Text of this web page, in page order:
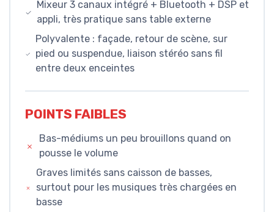
Mixeur 3 canaux intégré + Bluetooth + DSP et
appli, très pratique sans table externe
Polyvalente : façade, retour de scène, sur
pied ou suspendue, liaison stéréo sans fil
entre deux enceintes
POINTS FAIBLES
Bas-médiums un peu brouillons quand on
pousse le volume
Graves limités sans caisson de basses,
surtout pour les musiques très chargées en
basse